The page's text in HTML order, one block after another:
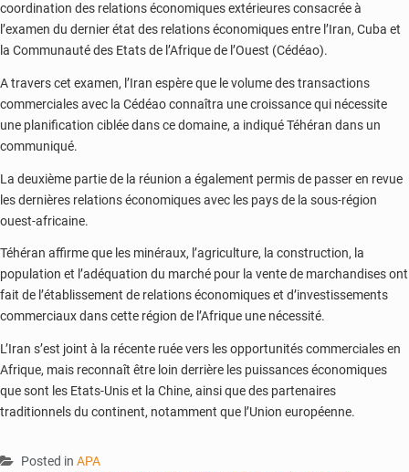
(rapport)
coordination des relations économiques extérieures consacrée à
l’examen du dernier état des relations économiques entre l’Iran, Cuba et
la Communauté des Etats de l’Afrique de l’Ouest (Cédéao).
A travers cet examen, l’Iran espère que le volume des transactions
commerciales avec la Cédéao connaîtra une croissance qui nécessite
une planification ciblée dans ce domaine, a indiqué Téhéran dans un
communiqué.
La deuxième partie de la réunion a également permis de passer en revue
les dernières relations économiques avec les pays de la sous-région
ouest-africaine.
Téhéran affirme que les minéraux, l’agriculture, la construction, la
population et l’adéquation du marché pour la vente de marchandises ont
fait de l’établissement de relations économiques et d’investissements
commerciaux dans cette région de l’Afrique une nécessité.
L’Iran s’est joint à la récente ruée vers les opportunités commerciales en
Afrique, mais reconnaît être loin derrière les puissances économiques
que sont les Etats-Unis et la Chine, ainsi que des partenaires
traditionnels du continent, notamment que l’Union européenne.
Posted in APA